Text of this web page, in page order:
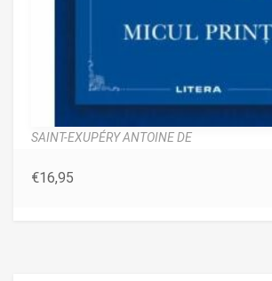
SAINT-EXUPÉRY ANTOINE DE
€16,95